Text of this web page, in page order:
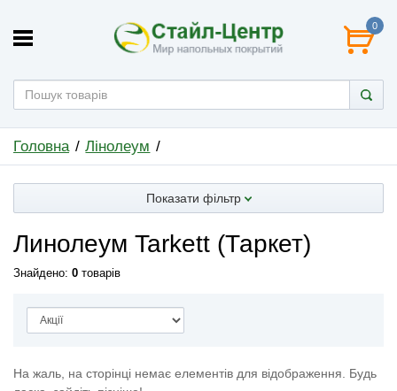
0
Головна Лінолеум
Показати фільтр
Линолеум Tarkett (Таркет)
Знайдено: 0 товарів
На жаль, на сторінці немає елементів для відображення. Будь